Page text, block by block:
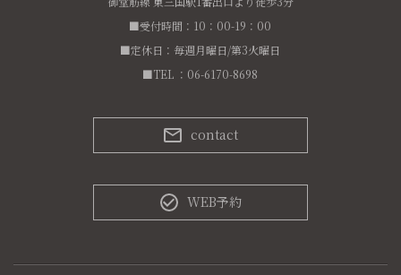
■受付時間：10：00-19：00
■定休日：毎週月曜日/第3火曜日
■TEL ：06-6170-8698
contact
WEB予約